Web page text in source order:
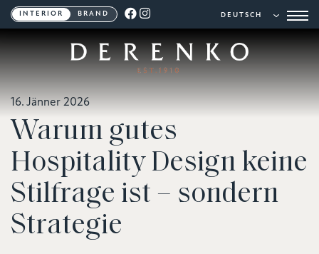
INTERIOR BRAND
16. Jänner 2026
Warum gutes
Hospitality Design keine
Stilfrage ist – sondern
Strategie